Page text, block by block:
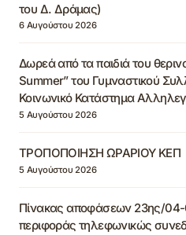
του Δ. Δράμας)
6 Αυγούστου 2026
Δωρεά από τα παιδιά του
Summer” του Γυμναστικού
Κοινωνικό Κατάστημα
5 Αυγούστου 2026
ΤΡΟΠΟΠΟΙΗΣΗ ΩΡΑΡΙΟΥ ΚΕΠ
5 Αυγούστου 2026
Πίνακας αποφάσεων 23ης/04-
περιφοράς τηλεφωνικώς